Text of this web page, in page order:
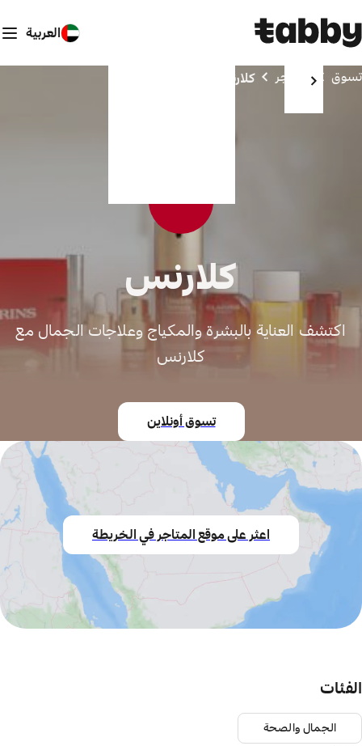
العربية
تسوق المتاجر كلارنس
كلارنس
اكتشف العناية بالبشرة والمكياج وعلاجات الجمال مع
كلارنس
تسوق أونلاين
اعثر على موقع المتاجر في الخريطة
الفئات
الجمال والصحة